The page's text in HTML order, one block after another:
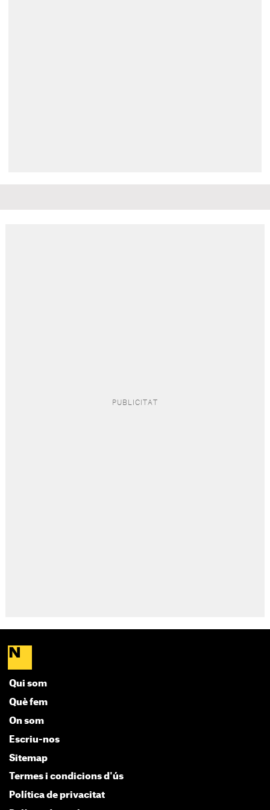
Qui som
Què fem
On som
Escriu-nos
Sitemap
Termes i condicions d'ús
Política de privacitat